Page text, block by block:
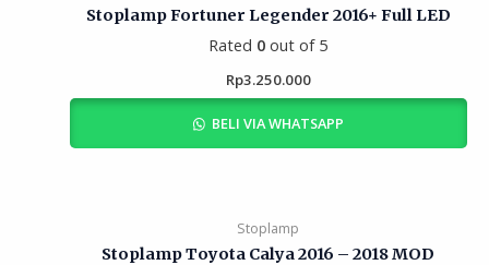
Stoplamp Fortuner Legender 2016+ Full LED
Rated 0 out of 5
Rp3.250.000
BELI VIA WHATSAPP
Stoplamp
Stoplamp Toyota Calya 2016 – 2018 MOD